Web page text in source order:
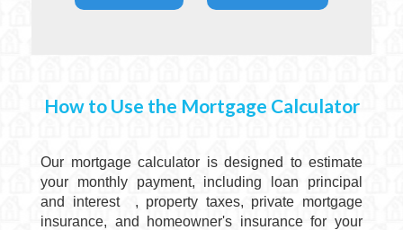
How to Use the Mortgage Calculator
Our mortgage calculator is designed to estimate
your monthly payment, including
loan principal
and interest , property taxes, private mortgage
insurance, and homeowner's insurance for your